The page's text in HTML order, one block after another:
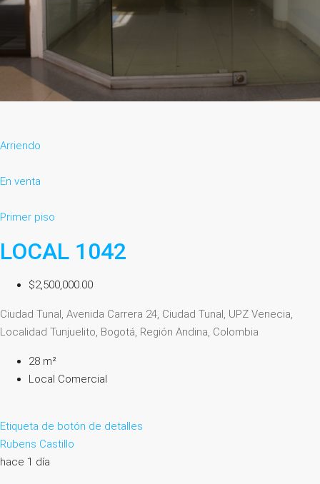
Arriendo
En venta
Primer piso
LOCAL 1042
$2,500,000.00
Ciudad Tunal, Avenida Carrera 24, Ciudad Tunal, UPZ Venecia,
Localidad Tunjuelito, Bogotá, Región Andina, Colombia
28 m²
Local Comercial
Etiqueta de botón de detalles
Rubens Castillo
hace 1 día